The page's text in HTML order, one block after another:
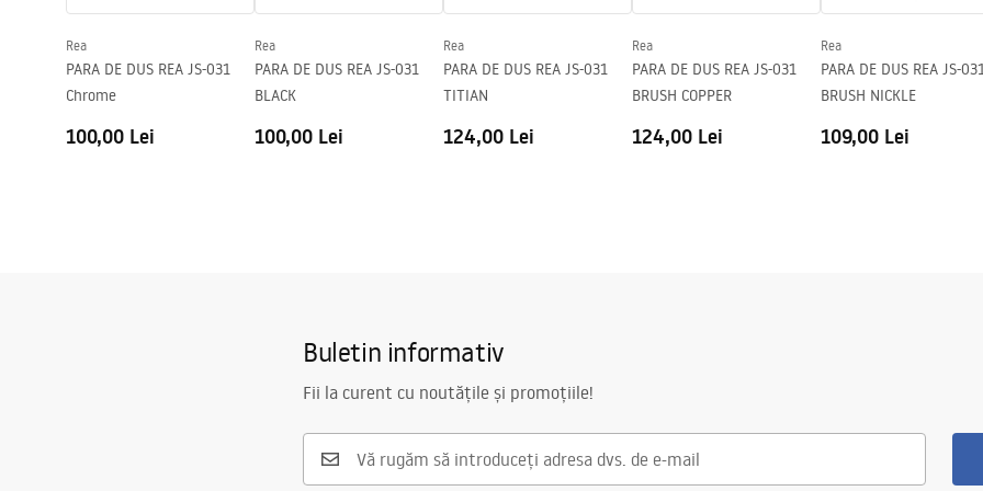
Distanța dintre racorduri
155mm
Garantie
5 ani
Rea
PARA DE DUS REA JS-031
Chrome
100,00 Lei
Rea
PARA DE DUS REA JS-031
BLACK
100,00 Lei
Rea
PARA DE DUS REA JS-031
TITIAN
124,00 Lei
Rea
PARA DE DUS REA JS-031
BRUSH COPPER
124,00 Lei
Rea
PARA DE DUS REA JS-
BRUSH NICKLE
109,00 Lei
Buletin informativ
Fii la curent cu noutățile și promoțiile!